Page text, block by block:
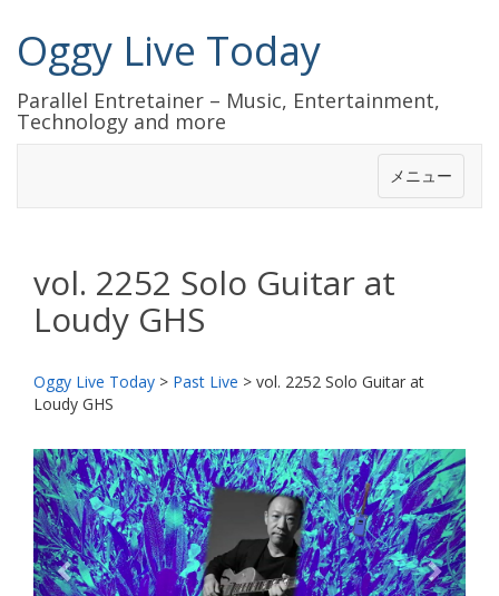
Oggy Live Today
Parallel Entretainer – Music, Entertainment,
Technology and more
メニュー
vol. 2252 Solo Guitar at
Loudy GHS
Oggy Live Today > Past Live > vol. 2252 Solo Guitar at
Loudy GHS
前
へ
次
へ